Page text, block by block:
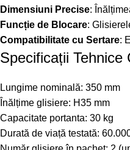
Dimensiuni Precise:
Funcție de Blocare:
Compatibilitate cu Sertare:
Specificații Tehnice
Lungime nominală: 350 mm
Înălțime glisiere: H35 mm
Capacitate portanta: 30 kg
Durată de viață testată: